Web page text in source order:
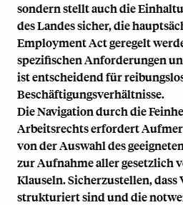
sondern stellt auch die
des Landes sicher, die
Employment Act geregelt
spezifischen Anforderungen
ist entscheidend für
Beschäftigungsverhältnisse.
Die Navigation durch die
Arbeitsrechts erfordert
von der Auswahl des
zur Aufnahme aller gesetzlich
Klauseln. Sicherzustellen, dass
strukturiert sind und die